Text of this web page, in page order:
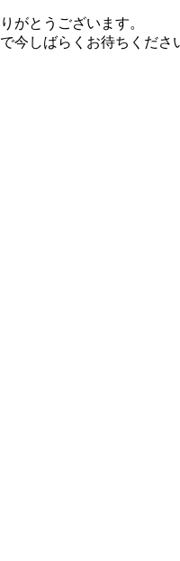
がとうございます。
今しばらくお待ちくださ